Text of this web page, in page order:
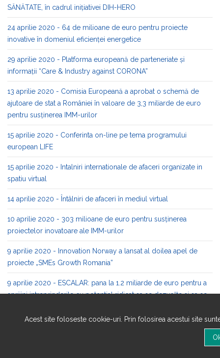
SĂNĂTATE, în cadrul inițiativei DIH-HERO
24 aprilie 2020 - 64 de milioane de euro pentru proiecte
inovative în domeniul eficienței energetice
29 aprilie 2020 - Platforma europeană de parteneriate și
informații “Care & Industry against CORONA”
13 aprilie 2020 - Comisia Europeană a aprobat o schemă de
ajutoare de stat a României în valoare de 3,3 miliarde de euro
pentru susținerea IMM-urilor
15 aprilie 2020 - Conferinta on-line pe tema programului
european LIFE
15 aprilie 2020 - Intalniri internationale de afaceri organizate in
spatiu virtual
14 aprilie 2020 - Întâlniri de afaceri în mediul virtual
10 aprilie 2020 - 303 milioane de euro pentru susținerea
proiectelor inovatoare ale IMM-urilor
9 aprilie 2020 - Innovation Norway a lansat al doilea apel de
proiecte „SMEs Growth Romania”
9 aprilie 2020 - ESCALAR: pana la 1.2 miliarde de euro pentru a
sprijini intreprinderile cu potential ridicat sa se dezvolte si sa se
Acest site foloseste cookie-uri. Prin folosirea acestui site